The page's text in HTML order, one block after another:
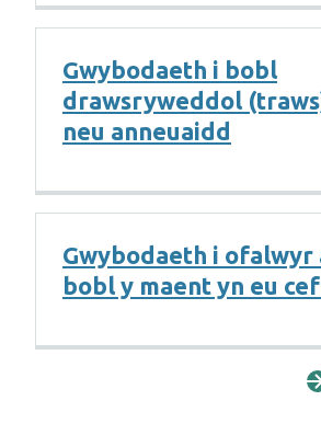
Gwybodaeth i bobl
drawsryweddol
neu anneuaidd
Gwybodaeth i ofalwyr
bobl y maent yn eu